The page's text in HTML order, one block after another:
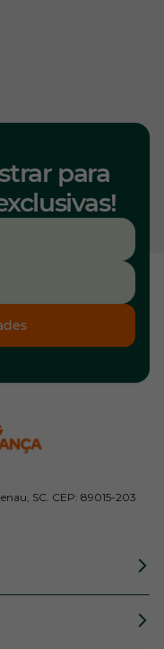
para
SC. CEP: 89015-203